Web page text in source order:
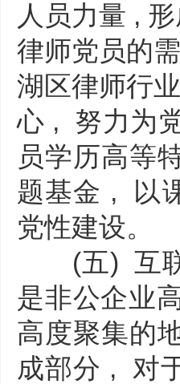
人员力量 ,
律师党员的
湖区律师行
心 , 努力为
员学历高等
题基金 , 以
党性建设。
(五) 互联
是非公企业
高度聚集的
成部分 , 对